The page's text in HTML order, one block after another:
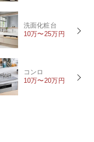
洗面化粧台
10万〜25万円
コンロ
10万〜20万円